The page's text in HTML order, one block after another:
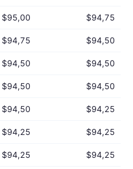
$95,00 $94,75
$94,75 $94,50
$94,50 $94,50
$94,50 $94,50
$94,50 $94,25
$94,25 $94,25
$94,25 $94,25